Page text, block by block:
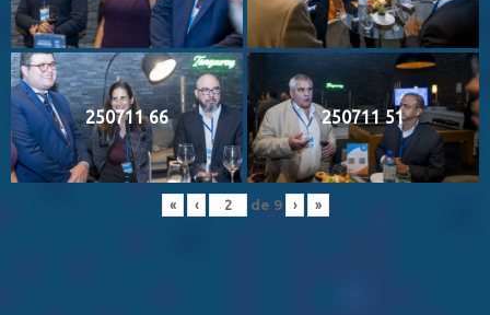
250711 66 250711 51
« ‹ de 9 › »